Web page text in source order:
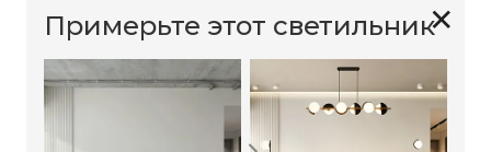
✕
Примерьте этот светильник